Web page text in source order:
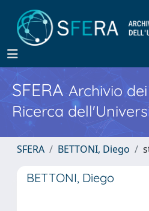
SFERA Archivio
Ricerca
SFERA BETTONI, Diego
BETTONI, Diego